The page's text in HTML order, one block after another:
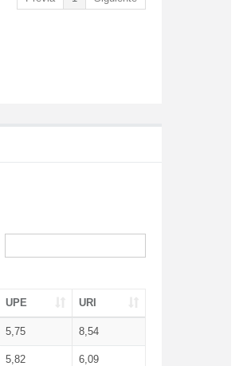
UPE URI
5,75 8,54
5,82 6,09